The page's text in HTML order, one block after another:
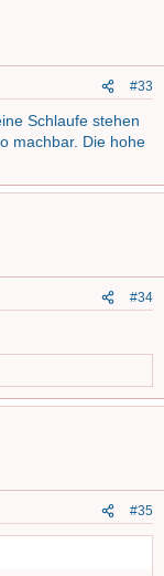
#33
Schlaufe stehen
machbar. Die hohe
#34
#35